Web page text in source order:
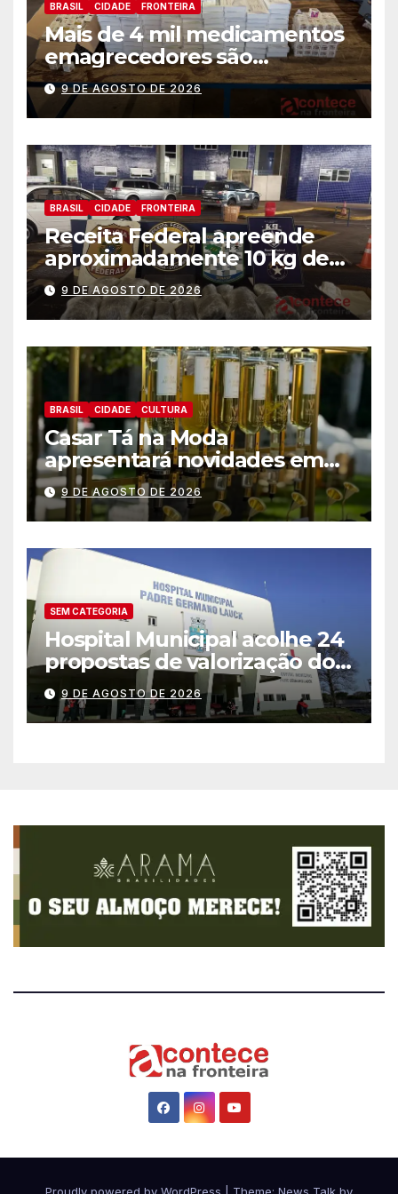
BRASIL CIDADE FRONTEIRA
Mais de 4 mil medicamentos
emagrecedores são
apreendidos pela Receita
Federal
9 DE AGOSTO DE 2026
BRASIL CIDADE FRONTEIRA
Receita Federal apreende
aproximadamente 10 kg de
substância análoga ao
capulho
9 DE AGOSTO DE 2026
BRASIL CIDADE CULTURA
Casar Tá na Moda
apresentará novidades em
entretenimento para
casamentos e festas de
debutantes
9 DE AGOSTO DE 2026
SEM CATEGORIA
Hospital Municipal acolhe 24
propostas de valorização dos
trabalhadores e institui mesa
permanente de negociação
9 DE AGOSTO DE 2026